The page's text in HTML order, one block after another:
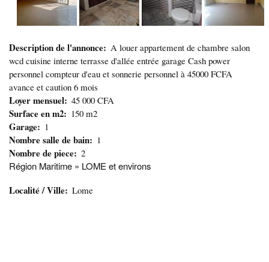
Description de l'annonce
A louer appartement de chambre salon
wcd cuisine interne terrasse d'allée entrée garage Cash power
personnel compteur d'eau et sonnerie personnel à 45000 FCFA
avance et caution 6 mois
Loyer mensuel 45 000 CFA
Surface en m2 150 m2
Garage 1
Nombre salle de bain 1
Nombre de piece 2
Région Maritime » LOME et environs
Localité / Ville Lome